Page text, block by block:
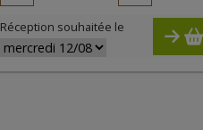
Réception souhaitée le